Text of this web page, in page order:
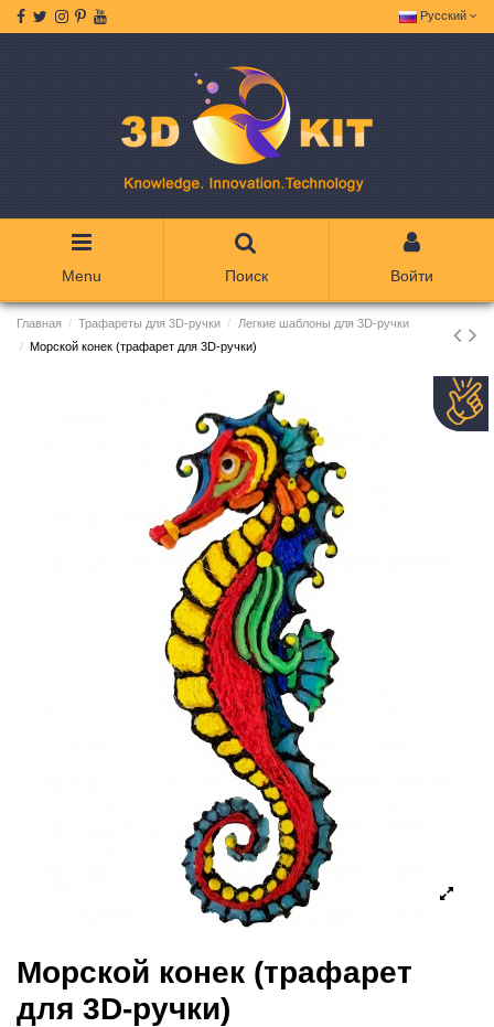
Русский
Menu Поиск Войти
Главная Трафареты для 3D-ручки
Легкие шаблоны для 3D-ручки
Морской конек (трафарет для 3D-ручки)
Морской конек (трафарет
для 3D-ручки)